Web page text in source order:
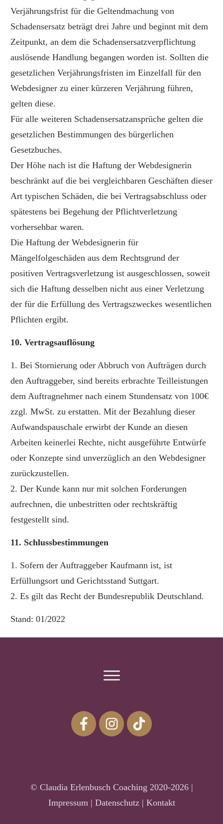
Verjährungsfrist für die Geltendmachung von
Schadensersatz beträgt drei Jahre und beginnt mit dem
Zeitpunkt, an dem die Schadensersatzverpflichtung
auslösende Handlung begangen worden ist. Sollten die
gesetzlichen Verjährungsfristen im Einzelfall für den
Webdesigner zu einer kürzeren Verjährung führen,
gelten diese.
Für alle weiteren Schadensersatzansprüche gelten die
gesetzlichen Bestimmungen des bürgerlichen
Gesetzbuches.
Der Höhe nach ist die Haftung der Webdesignerin
beschränkt auf die bei vergleichbaren Geschäften dieser
Art typischen Schäden, die bei Vertragsabschluss oder
spätestens bei Begehung der Pflichtverletzung
vorhersehbar waren.
Die Haftung der Webdesignerin für
Mängelfolgeschäden aus dem Rechtsgrund der
positiven Vertragsverletzung ist ausgeschlossen, soweit
sich die Haftung desselben nicht aus einer Verletzung
der für die Erfüllung des Vertragszweckes wesentlichen
Pflichten ergibt.
10. Vertragsauflösung
1. Bei Stornierung oder Abbruch von Aufträgen durch
den Auftraggeber, sind bereits erbrachte Teilleistungen
dem Auftragnehmer nach einem Stundensatz von 100€
zzgl. MwSt. zu erstatten. Mit der Bezahlung dieser
Aufwandspauschale erwirbt der Kunde an diesen
Arbeiten keinerlei Rechte, nicht ausgeführte Entwürfe
oder Konzepte sind unverzüglich an den Webdesigner
zurückzustellen.
2. Der Kunde kann nur mit solchen Forderungen
aufrechnen, die unbestritten oder rechtskräftig
festgestellt sind.
11. Schlussbestimmungen
1. Sofern der Auftraggeber Kaufmann ist, ist
Erfüllungsort und Gerichtsstand Suttgart.
2. Es gilt das Recht der Bundesrepublik Deutschland.
Stand: 01/2022
© Claudia Erlenbusch Coaching 2020-2026 |
Impressum | Datenschutz | Kontakt